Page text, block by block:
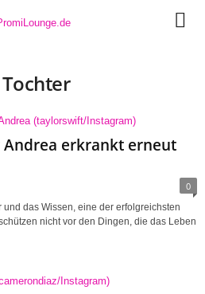
Tochter
erkrankt erneut
0
das Wissen, eine der erfolgreichsten
nicht vor den Dingen, die das Leben